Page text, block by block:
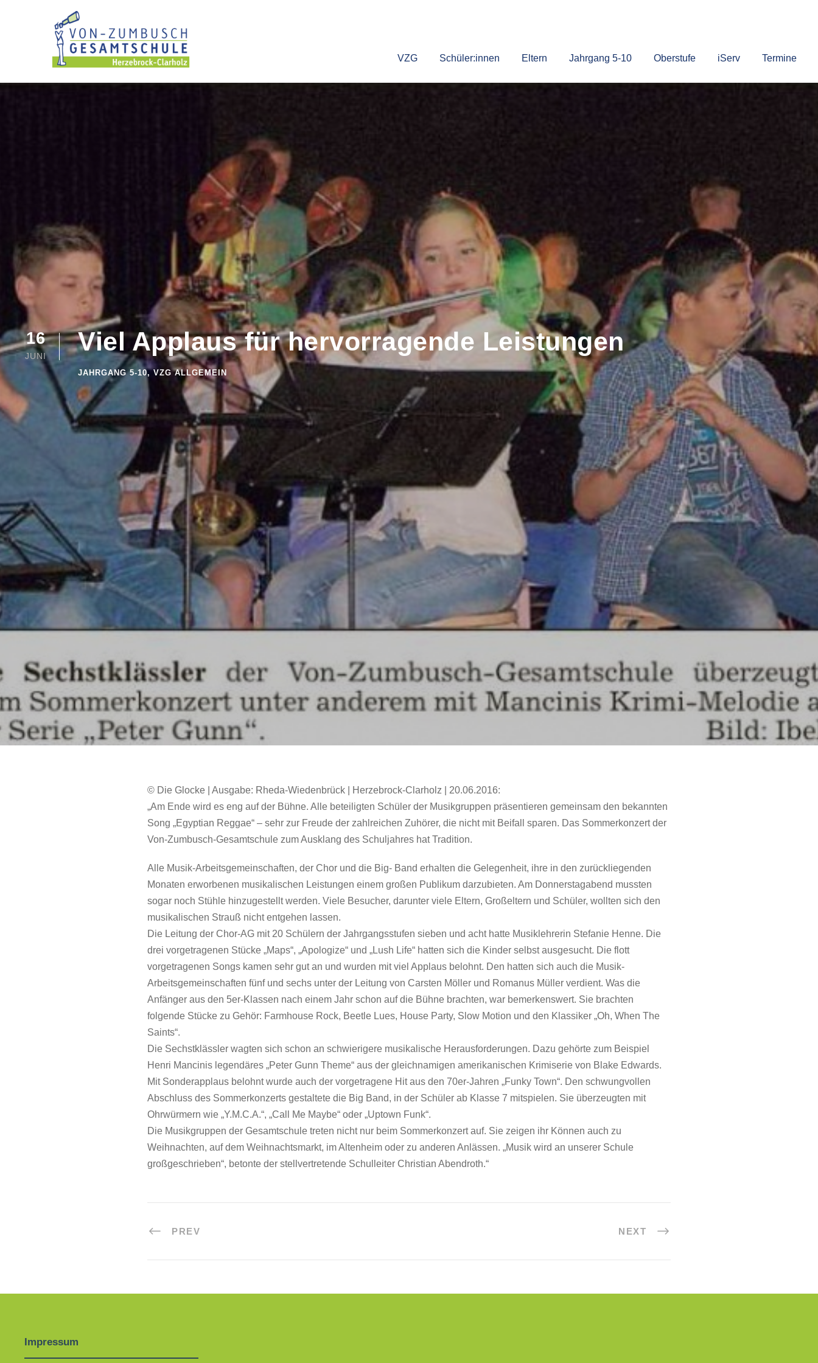
VZG Schüler:innen Eltern Jahrgang 5-10 Oberstufe iServ Termine
16
JUNI Viel Applaus für hervorragende Leistungen
JAHRGANG 5-10, VZG ALLGEMEIN
© Die Glocke | Ausgabe: Rheda-Wiedenbrück | Herzebrock-Clarholz | 20.06.2016:
„Am Ende wird es eng auf der Bühne. Alle beteiligten Schüler der Musikgruppen präsentieren gemeinsam den bekannten
Song „Egyptian Reggae“ – sehr zur Freude der zahlreichen Zuhörer, die nicht mit Beifall sparen. Das Sommerkonzert der
Von-Zumbusch-Gesamtschule zum Ausklang des Schuljahres hat Tradition.
Alle Musik-Arbeitsgemeinschaften, der Chor und die Big- Band erhalten die Gelegenheit, ihre in den zurückliegenden
Monaten erworbenen musikalischen Leistungen einem großen Publikum darzubieten. Am Donnerstagabend mussten
sogar noch Stühle hinzugestellt werden. Viele Besucher, darunter viele Eltern, Großeltern und Schüler, wollten sich den
musikalischen Strauß nicht entgehen lassen.
Die Leitung der Chor-AG mit 20 Schülern der Jahrgangsstufen sieben und acht hatte Musiklehrerin Stefanie Henne. Die
drei vorgetragenen Stücke „Maps“, „Apologize“ und „Lush Life“ hatten sich die Kinder selbst ausgesucht. Die flott
vorgetragenen Songs kamen sehr gut an und wurden mit viel Applaus belohnt. Den hatten sich auch die Musik-
Arbeitsgemeinschaften fünf und sechs unter der Leitung von Carsten Möller und Romanus Müller verdient. Was die
Anfänger aus den 5er-Klassen nach einem Jahr schon auf die Bühne brachten, war bemerkenswert. Sie brachten
folgende Stücke zu Gehör: Farmhouse Rock, Beetle Lues, House Party, Slow Motion und den Klassiker „Oh, When The
Saints“.
Die Sechstklässler wagten sich schon an schwierigere musikalische Herausforderungen. Dazu gehörte zum Beispiel
Henri Mancinis legendäres „Peter Gunn Theme“ aus der gleichnamigen amerikanischen Krimiserie von Blake Edwards.
Mit Sonderapplaus belohnt wurde auch der vorgetragene Hit aus den 70er-Jahren „Funky Town“. Den schwungvollen
Abschluss des Sommerkonzerts gestaltete die Big Band, in der Schüler ab Klasse 7 mitspielen. Sie überzeugten mit
Ohrwürmern wie „Y.M.C.A.“, „Call Me Maybe“ oder „Uptown Funk“.
Die Musikgruppen der Gesamtschule treten nicht nur beim Sommerkonzert auf. Sie zeigen ihr Können auch zu
Weihnachten, auf dem Weihnachtsmarkt, im Altenheim oder zu anderen Anlässen. „Musik wird an unserer Schule
großgeschrieben“, betonte der stellvertretende Schulleiter Christian Abendroth.“
PREV NEXT
Impressum